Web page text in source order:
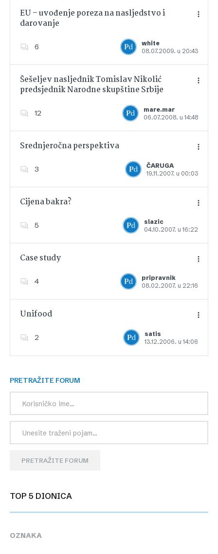
EU – uvođenje poreza na nasljedstvo i
darovanje
6
white
08.07.2009. u 20:43
Dodajte u favorite
Šešeljev nasljednik Tomislav Nikolić
predsjednik Narodne skupštine Srbije
12
mare.mar
06.07.2008. u 14:48
Dodajte u favorite
Srednjeročna perspektiva
3
ČARUGA
19.11.2007. u 00:03
Dodajte u favorite
Cijena bakra?
5
slazic
04.10.2007. u 16:22
Dodajte u favorite
Case study
4
pripravnik
08.02.2007. u 22:16
Dodajte u favorite
Unifood
2
satis
13.12.2006. u 14:06
Dodajte u favorite
PRETRAŽITE FORUM
PRETRAŽITE FORUM
TOP 5 DIONICA
OZNAKA